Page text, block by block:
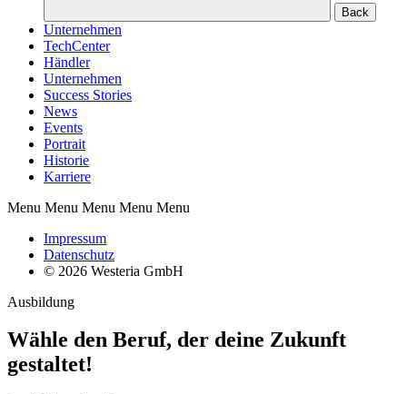
Back
Unternehmen
TechCenter
Händler
Unternehmen
Success Stories
News
Events
Portrait
Historie
Karriere
Menu Menu Menu Menu Menu
Impressum
Datenschutz
© 2026 Westeria GmbH
Ausbildung
Wähle den Beruf, der deine Zukunft
gestaltet!